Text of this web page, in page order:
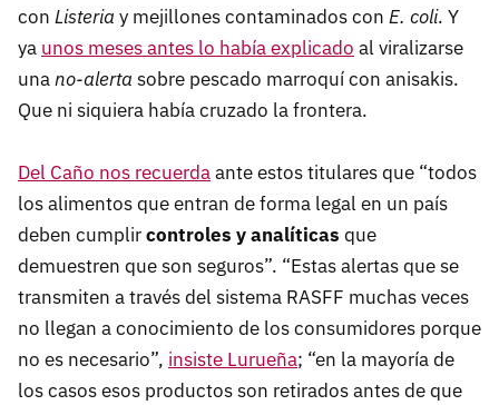
con Listeria y mejillones contaminados con E. coli. Y
ya unos meses antes lo había explicado al viralizarse
unano-alerta sobre pescado marroquí con anisakis.
Que ni siquiera había cruzado la frontera.
Del Caño nos recuerdaante estos titulares que “todos
los alimentos que entran de forma legal en un país
deben cumplircontroles y analíticas que
demuestren que son seguros”. “Estas alertas que se
transmiten a través del sistema RASFF muchas veces
no llegan a conocimiento de los consumidores porque
no es necesario”, insiste Lurueña; “en la mayoría de
los casos esos productos son retirados antes de que